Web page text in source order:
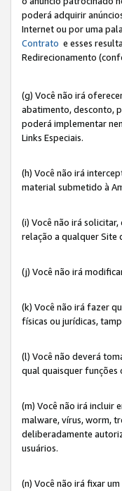
poderá adquirir
Internet ou por uma
Contrato e esses
Redirecionamento
(g) Você não irá
abatimento, desconto,
poderá implementar
Links Especiais.
(h) Você não irá
material submetido à
(i) Você não irá
relação a qualquer Site
(j) Você não irá
(k) Você não irá fazer
físicas ou jurídicas,
(l) Você não deverá
qual quaisquer funções
(m) Você não irá incluir
malware, vírus, worm,
deliberadamente
usuários.
(n) Você não irá fixar